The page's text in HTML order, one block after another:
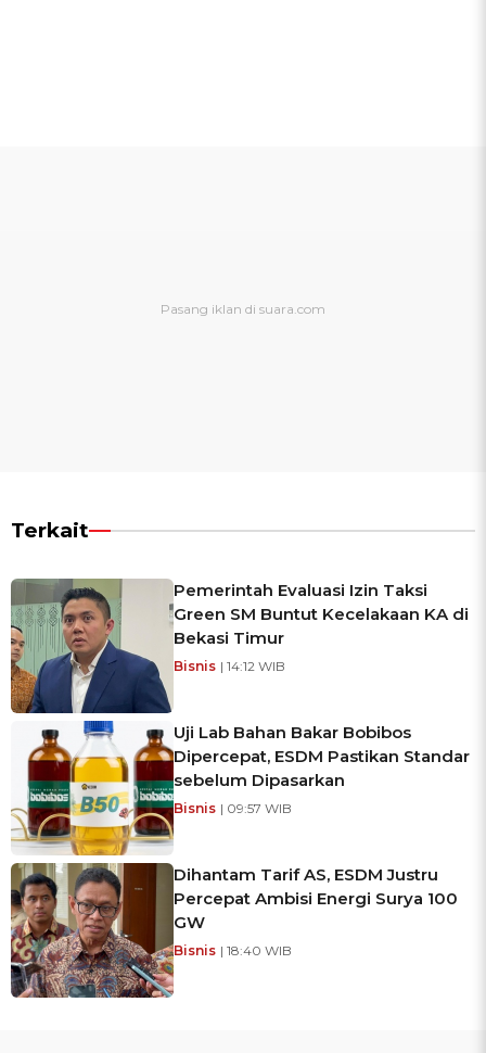
Terkait
Pemerintah Evaluasi Izin Taksi
Green SM Buntut Kecelakaan KA di
Bekasi Timur
Bisnis | 14:12 WIB
Uji Lab Bahan Bakar Bobibos
Dipercepat, ESDM Pastikan Standar
sebelum Dipasarkan
Bisnis | 09:57 WIB
Dihantam Tarif AS, ESDM Justru
Percepat Ambisi Energi Surya 100
GW
Bisnis | 18:40 WIB